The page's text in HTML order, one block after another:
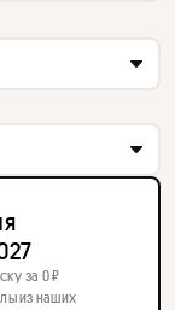
за 0 ₽
из наших